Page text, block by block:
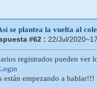
se plantea la vuelta al
#62 : 22/Jul/
registrados pueden ver
están empezando a hablar!!!